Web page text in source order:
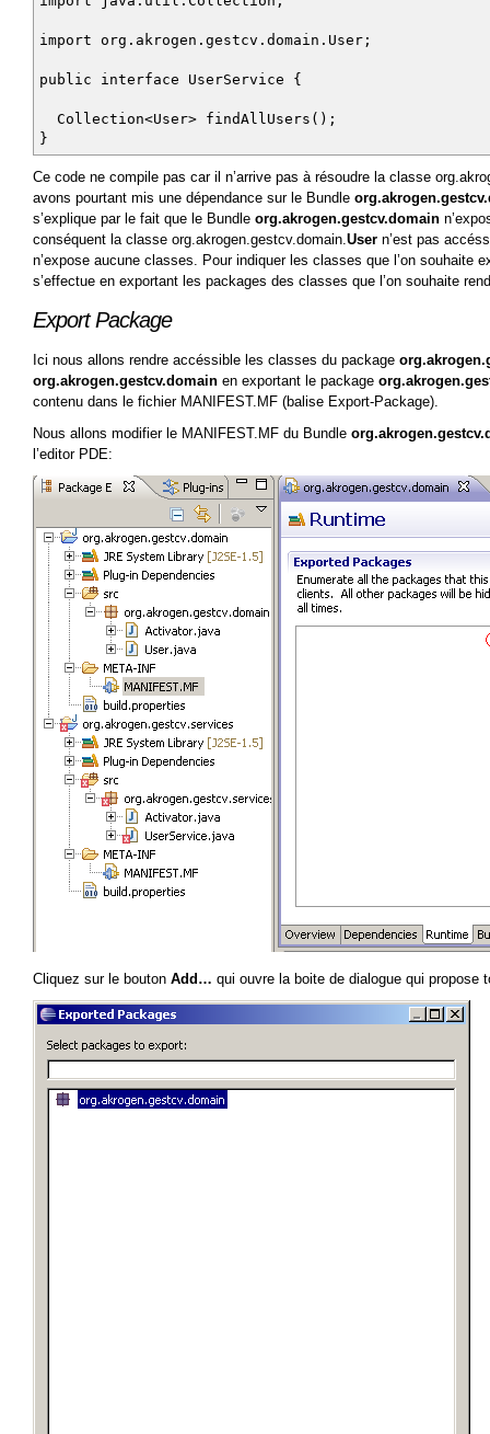
import org.akrogen.gestcv.domain.User;
public interface UserService {
Collection<User> findAllUsers();
}
Ce code ne compile pas car il n’arrive pas à résoudre la classe
avons pourtant mis une dépendance sur le Bundle
s’explique par le fait que le Bundle org.akrogen.gestcv.domain
conséquent la classe org.akrogen.gestcv.domain.User n’est pas
n’expose aucune classes. Pour indiquer les classes que l’on souhaite
s’effectue en exportant les packages des classes que l’on souhaite
Export Package
Ici nous allons rendre accéssible les classes du package
org.akrogen.gestcv.domain en exportant le package
contenu dans le fichier MANIFEST.MF (balise Export-Package).
Nous allons modifier le MANIFEST.MF du Bundle
l’editor PDE:
Cliquez sur le bouton Add… qui ouvre la boite de dialogue qui propose